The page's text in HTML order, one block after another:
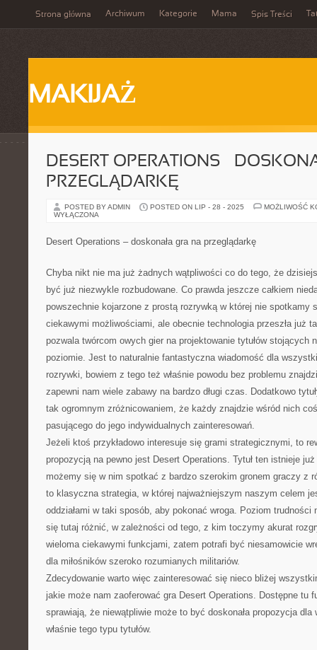
Strona główna Archiwum Kategorie Mama Spis Treści
MAKIJAŻ
DESERT OPERATIONS –
PRZEGLĄDARKĘ
POSTED BY ADMIN POSTED ON LIP - 28 - 2025
MOŻLIWOŚĆ
WYŁĄCZONA
Desert Operations – doskonała gra na przeglądarkę
Chyba nikt nie ma już żadnych wątpliwości co do tego, że
być już niezwykle rozbudowane. Co prawda jeszcze całkiem
powszechnie kojarzone z prostą rozrywką w której nie spotkamy
ciekawymi możliwościami, ale obecnie technologia przeszła już
pozwala twórcom owych gier na projektowanie tytułów stojących
poziomie. Jest to naturalnie fantastyczna wiadomość dla
rozrywki, bowiem z tego też właśnie powodu bez problemu
zapewni nam wiele zabawy na bardzo długi czas. Dodatkowo
tak ogromnym zróżnicowaniem, że każdy znajdzie wśród nich
pasującego do jego indywidualnych zainteresowań.
Jeżeli ktoś przykładowo interesuje się grami strategicznymi, to
propozycją na pewno jest Desert Operations. Tytuł ten istnieje
możemy się w nim spotkać z bardzo szerokim gronem graczy z
to klasyczna strategia, w której najważniejszym naszym celem
oddziałami w taki sposób, aby pokonać wroga. Poziom
się tutaj różnić, w zależności od tego, z kim toczymy akurat
wieloma ciekawymi funkcjami, zatem potrafi być niesamowicie
dla miłośników szeroko rozumianych militariów.
Zdecydowanie warto więc zainteresować się nieco bliżej
jakie może nam zaoferować gra Desert Operations. Dostępne tu
sprawiają, że niewątpliwie może to być doskonała propozycja dla
właśnie tego typu tytułów.